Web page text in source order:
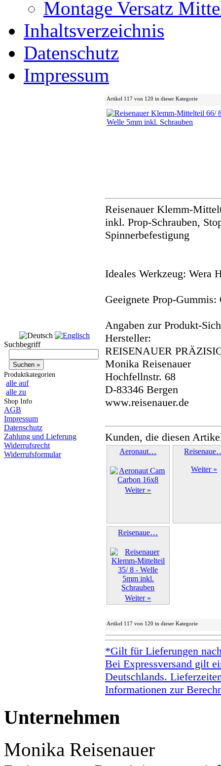
Montage Versatz
Inhaltsverzeichnis
Datenschutz
Impressum
Suchbegriff
Produktkategorien
alle auf
alle zu
Shop Info
AGB
Impressum
Datenschutz
Zahlung und Lieferung
Widerrufsrecht
Widerrufsformular
Artikel 117 von 120 in dieser Kategorie
Reisenauer Klemm-
inkl. Prop-Schrauben,
Spinnerbefestigung
Ideales Werkzeug: Wera
Geeignete Prop-
Angaben zur Produkt-
Hersteller:
REISENAUER
Monika Reisenauer
Hochfellnstr. 68
D-83346 Bergen
www.reisenauer.de
Kunden, die diesen
Aeronaut…
Weiter »
Weiter »
Reisenaue…
Weiter »
Artikel 117 von 120 in dieser Kategorie
*Gilt für Lieferungen
Bei Expressversand gilt
Deutschlands.
Informationen zur
Unternehmen
Monika Reisenauer